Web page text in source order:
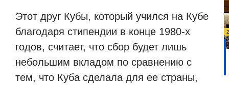
Этот друг Кубы, который учился на Кубе
благодаря стипендии в конце 1980-х
годов, считает, что сбор будет лишь
небольшим вкладом по сравнению с
тем, что Куба сделала для ее страны,